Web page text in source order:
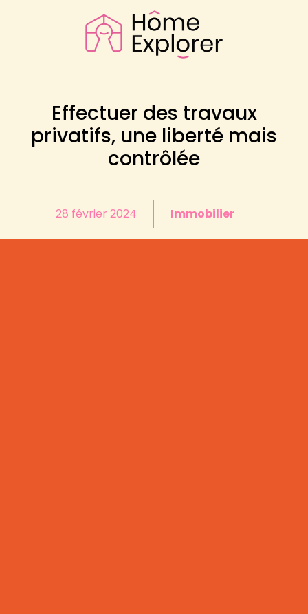
Effectuer des travaux
privatifs, une liberté mais
contrôlée
28 février 2024 Immobilier